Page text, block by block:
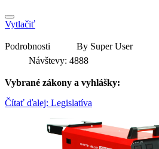
Vytlačiť
Podrobnosti By Super User
Návštevy: 4888
Vybrané zákony a vyhlášky:
Čítať ďalej: Legislatíva